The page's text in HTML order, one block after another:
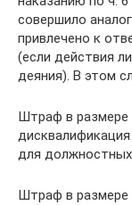
совершило
привлечено к
(если действия
деяния). В этом
Штраф в размере
для
Штраф в размере